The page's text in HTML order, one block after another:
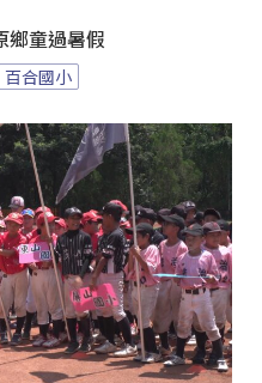
鄉童過暑假
百合國小